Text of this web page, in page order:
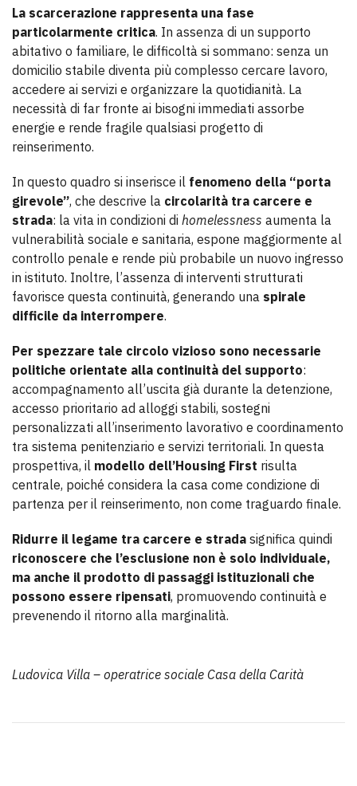
La scarcerazione rappresenta una fase
particolarmente critica. In assenza di un supporto
abitativo o familiare, le difficoltà si sommano: senza un
domicilio stabile diventa più complesso cercare lavoro,
accedere ai servizi e organizzare la quotidianità. La
necessità di far fronte ai bisogni immediati assorbe
energie e rende fragile qualsiasi progetto di
reinserimento.
In questo quadro si inserisce il fenomeno della “porta
girevole”, che descrive la circolarità tra carcere e
strada: la vita in condizioni di homelessness aumenta la
vulnerabilità sociale e sanitaria, espone maggiormente al
controllo penale e rende più probabile un nuovo ingresso
in istituto. Inoltre, l’assenza di interventi strutturati
favorisce questa continuità, generando una spirale
difficile da interrompere.
Per spezzare tale circolo vizioso sono necessarie
politiche orientate alla continuità del supporto:
accompagnamento all’uscita già durante la detenzione,
accesso prioritario ad alloggi stabili, sostegni
personalizzati all’inserimento lavorativo e coordinamento
tra sistema penitenziario e servizi territoriali. In questa
prospettiva, il modello dell’Housing First risulta
centrale, poiché considera la casa come condizione di
partenza per il reinserimento, non come traguardo finale.
Ridurre il legame tra carcere e strada significa quindi
riconoscere che l’esclusione non è solo individuale,
ma anche il prodotto di passaggi istituzionali che
possono essere ripensati, promuovendo continuità e
prevenendo il ritorno alla marginalità.
Ludovica Villa – operatrice sociale Casa della Carità